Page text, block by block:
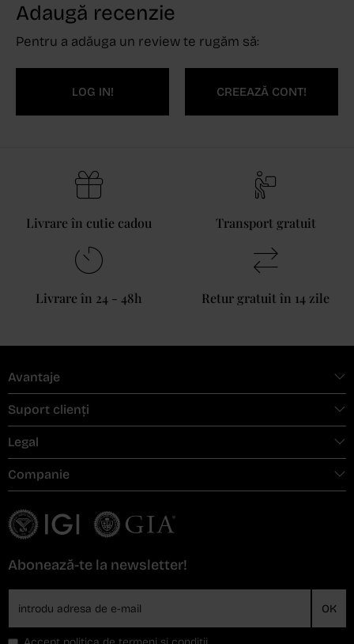
Adaugă recenzie
Pentru a adăuga un review te rugăm să:
LOG IN! CREEAZĂ CONT!
Livrare în cutie cadou Transport gratuit
Livrare în 24 - 48h Retur gratuit în 14 zile
Avantaje
Suport clienți
Legal
Companie
Abonează-te la newsletter!
OK